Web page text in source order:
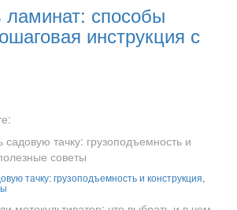
ламинат: способы
инструкция с
тачку: грузоподъемность и конструкция,